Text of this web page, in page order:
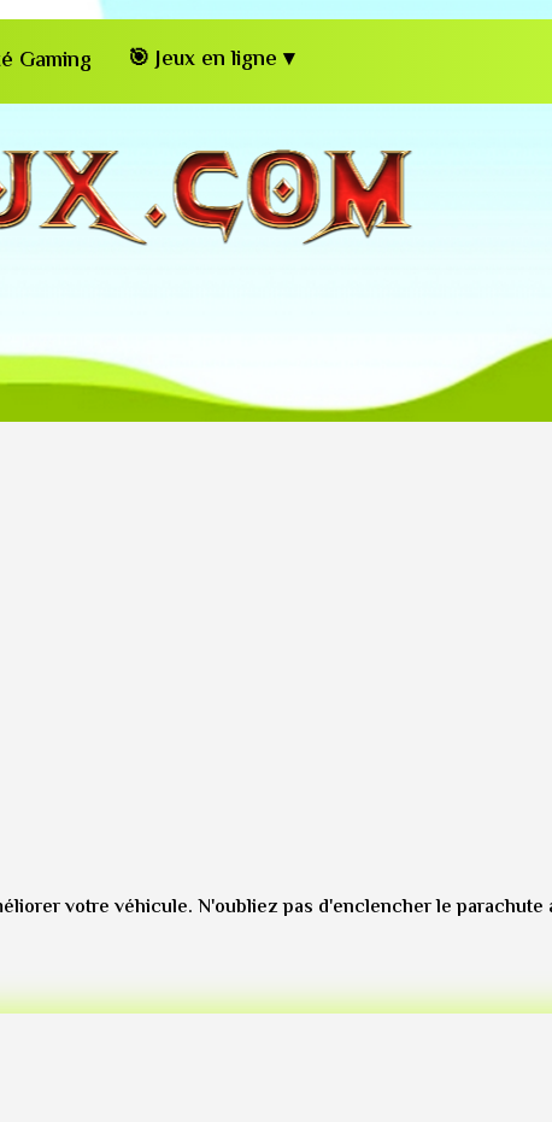
Gaming 🎯 Jeux en ligne ▾
votre véhicule. N'oubliez pas d'enclencher le parachute